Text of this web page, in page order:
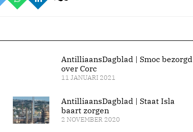
AntilliaansDagblad | Smoc bezorgd
over Corc
11 JANUARI 2021
AntilliaansDagblad | Staat Isla
baart zorgen
2 NOVEMBER 2020